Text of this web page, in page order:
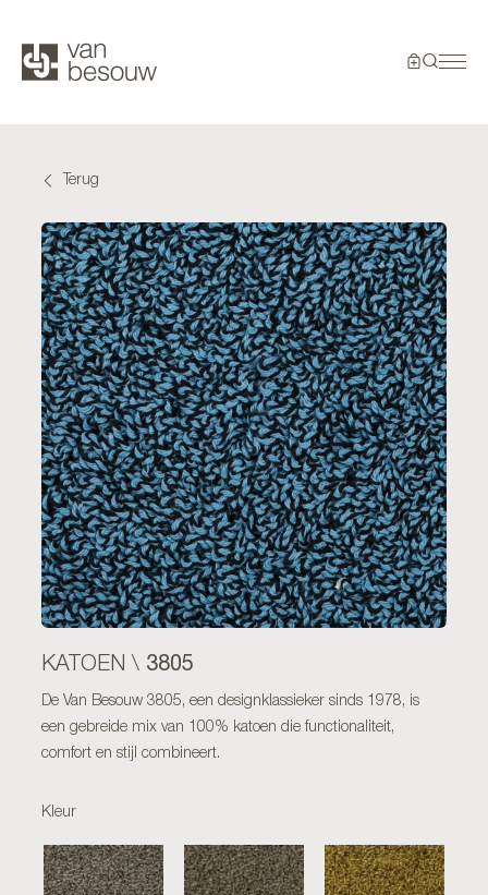
Terug
KATOEN \ 3805
De Van Besouw 3805, een designklassieker sinds 1978, is
een gebreide mix van 100% katoen die functionaliteit,
comfort en stijl combineert.
Kleur